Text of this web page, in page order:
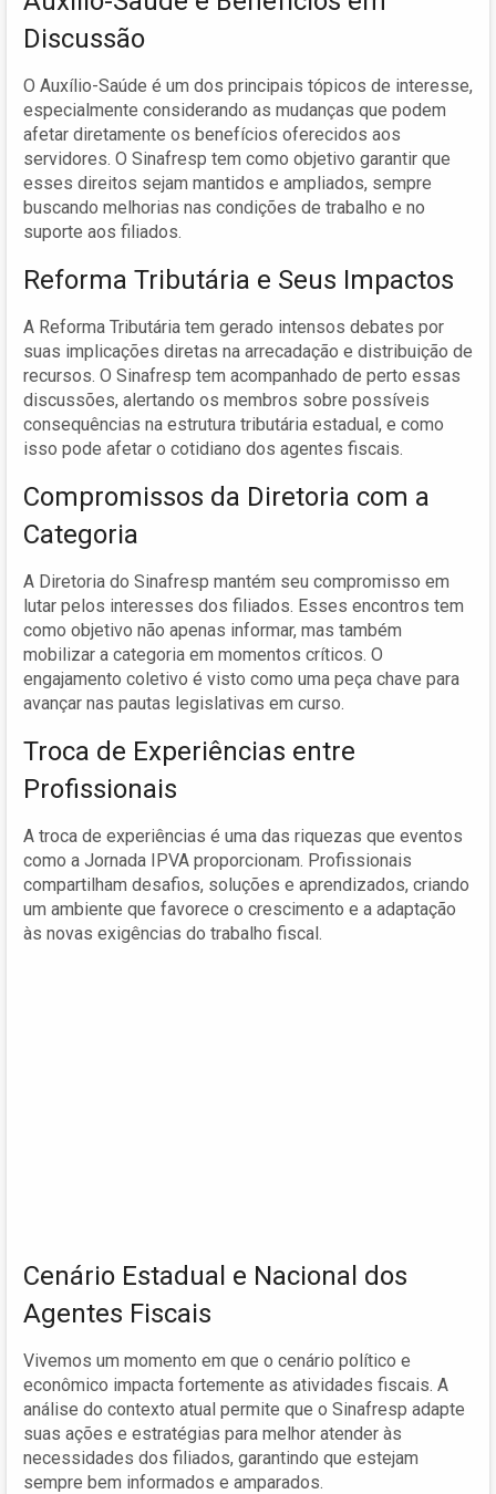
Discussão
O Auxílio-Saúde é um dos principais tópicos de interesse,
especialmente considerando as mudanças que podem
afetar diretamente os benefícios oferecidos aos
servidores. O Sinafresp tem como objetivo garantir que
esses direitos sejam mantidos e ampliados, sempre
buscando melhorias nas condições de trabalho e no
suporte aos filiados.
Reforma Tributária e Seus Impactos
A Reforma Tributária tem gerado intensos debates por
suas implicações diretas na arrecadação e distribuição de
recursos. O Sinafresp tem acompanhado de perto essas
discussões, alertando os membros sobre possíveis
consequências na estrutura tributária estadual, e como
isso pode afetar o cotidiano dos agentes fiscais.
Compromissos da Diretoria com a
Categoria
A Diretoria do Sinafresp mantém seu compromisso em
lutar pelos interesses dos filiados. Esses encontros tem
como objetivo não apenas informar, mas também
mobilizar a categoria em momentos críticos. O
engajamento coletivo é visto como uma peça chave para
avançar nas pautas legislativas em curso.
Troca de Experiências entre
Profissionais
A troca de experiências é uma das riquezas que eventos
como a Jornada IPVA proporcionam. Profissionais
compartilham desafios, soluções e aprendizados, criando
um ambiente que favorece o crescimento e a adaptação
às novas exigências do trabalho fiscal.
Cenário Estadual e Nacional dos
Agentes Fiscais
Vivemos um momento em que o cenário político e
econômico impacta fortemente as atividades fiscais. A
análise do contexto atual permite que o Sinafresp adapte
suas ações e estratégias para melhor atender às
necessidades dos filiados, garantindo que estejam
sempre bem informados e amparados.